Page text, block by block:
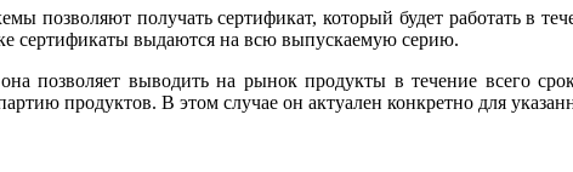
позволяют получать сертификат, который будет работать в
сертификаты выдаются на всю выпускаемую серию.
позволяет выводить на рынок продукты в течение всего
продуктов. В этом случае он актуален конкретно для